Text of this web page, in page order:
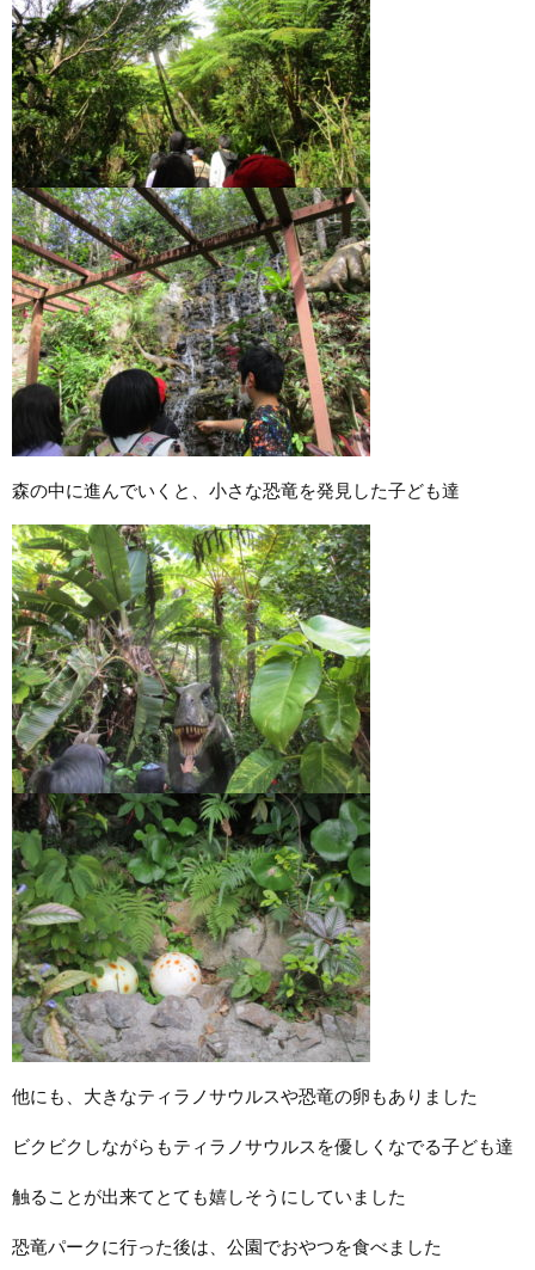
森の中に進んでいくと、小さな恐竜を発見した子ども達
他にも、大きなティラノサウルスや恐竜の卵もありました
ビクビクしながらもティラノサウルスを優しくなでる子ども達
触ることが出来てとても嬉しそうにしていました
恐竜パークに行った後は、公園でおやつを食べました